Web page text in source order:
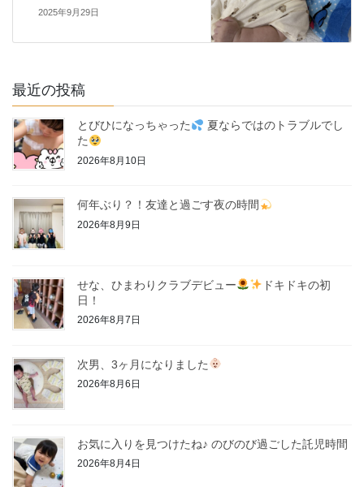
2025年9月29日
最近の投稿
とびひになっちゃった
夏ならではのトラブルでし
た
2026年8月10日
何年ぶり？！友達と過ごす夜の時間
2026年8月9日
せな、ひまわりクラブデビュー
ドキドキの初
日！
2026年8月7日
次男、3ヶ月になりました
2026年8月6日
お気に入りを見つけたね♪ のびのび過ごした託児時間
2026年8月4日